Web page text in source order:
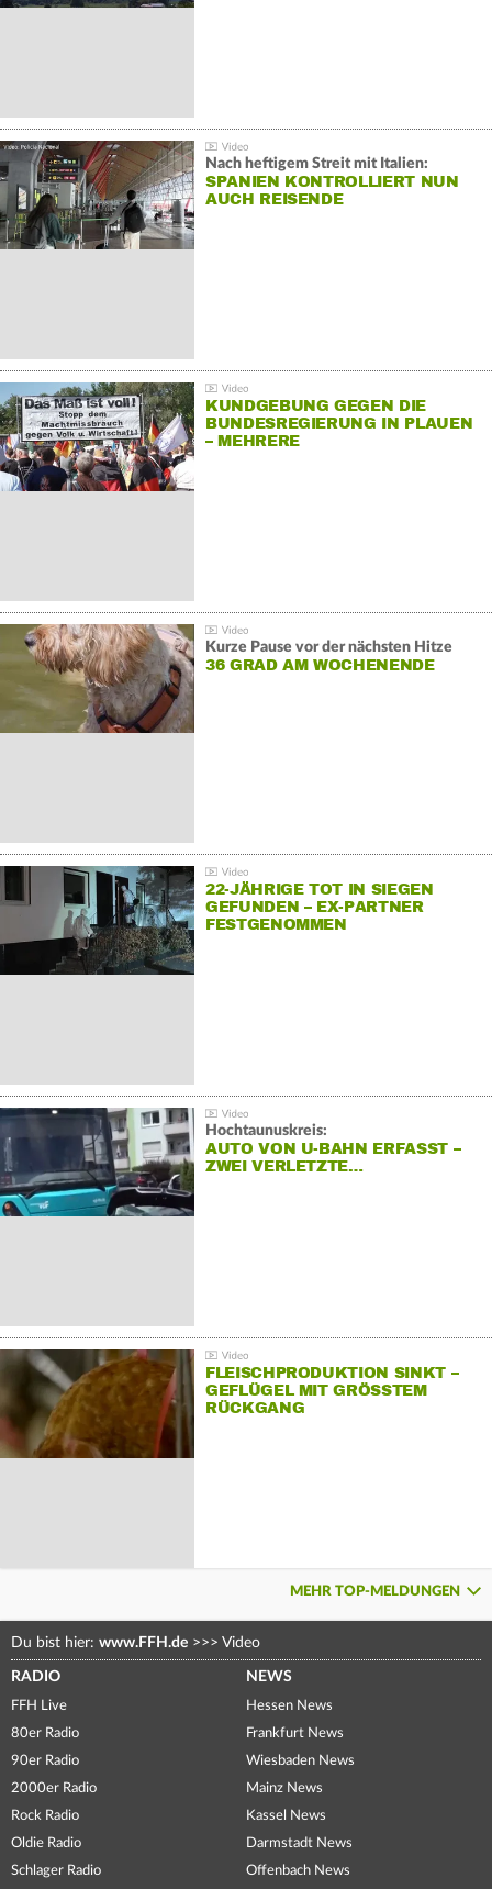
Nach heftigem Streit mit Italien:
SPANIEN KONTROLLIERT NUN
AUCH REISENDE
KUNDGEBUNG GEGEN DIE
BUNDESREGIERUNG IN PLAUEN
– MEHRERE
Kurze Pause vor der nächsten Hitze
36 GRAD AM WOCHENENDE
22-JÄHRIGE TOT IN SIEGEN
GEFUNDEN – EX-PARTNER
FESTGENOMMEN
Hochtaunuskreis:
AUTO VON U-BAHN ERFASST –
ZWEI VERLETZTE…
FLEISCHPRODUKTION SINKT –
GEFLÜGEL MIT GRÖSSTEM R
ÜCKGANG
MEHR TOP-MELDUNGEN
Du bist hier: www.FFH.de >>> Video
RADIO
FFH Live
80er Radio
90er Radio
2000er Radio
Rock Radio
Oldie Radio
Schlager Radio
NEWS
Hessen News
Frankfurt News
Wiesbaden News
Mainz News
Kassel News
Darmstadt News
Offenbach News